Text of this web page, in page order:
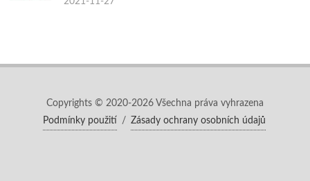
Copyrights © 2020-2026 Všechna práva vyhrazena
Podmínky použití
/ Zásady ochrany osobních údajů